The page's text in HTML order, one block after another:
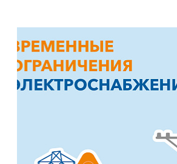
Корпоративным клиентам